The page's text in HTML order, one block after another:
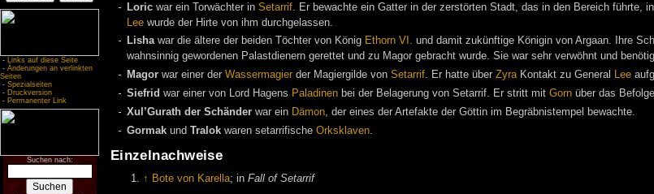
- Links auf diese Seite
- Änderungen an verlinkten
Seiten
- Spezialseiten
- Druckversion
- Permanenter Link
Suchen nach:
Loric war ein Torwächter in Setarrif . Er bewachte ein Gatter in der zerstörten Stadt, das in den Bereich
Lee wurde der Hirte von ihm durchgelassen.
Lishawar die ältere der beiden Töchter von König Ethorn VI. und damit zukünftige Königin von Argaan. Ihre
wahnsinnig gewordenen Palastdienern gerettet und zu Magor gebracht wurde. Sie war sehr verwöhnt und
Magor war einer der Wassermagier der Magiergilde von Setarrif. Er hatte über ZyraKontakt zu General Lee
Siefrid war einer von Lord Hagens Paladinen bei der Belagerung von Setarrif. Er stritt mit Gorn über das
Xul’Gurath der Schänder war ein Dämon , der eines der Artefakte der Göttin im Begräbnistempel bewachte.
Gormak und Tralok waren setarrifische Orksklaven
Einzelnachweise
↑ Bote von Karella; inFall of Setarrif